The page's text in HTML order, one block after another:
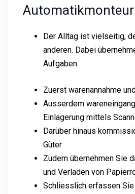
Der Alltag ist vielseitig,
anderen. Dabei
Aufgaben:
Zuerst warenannahme
Ausserdem
Einlagerung mittels
Darüber hinaus
Güter
Zudem übernehmen Sie
und Verladen von
Schliesslich erfassen